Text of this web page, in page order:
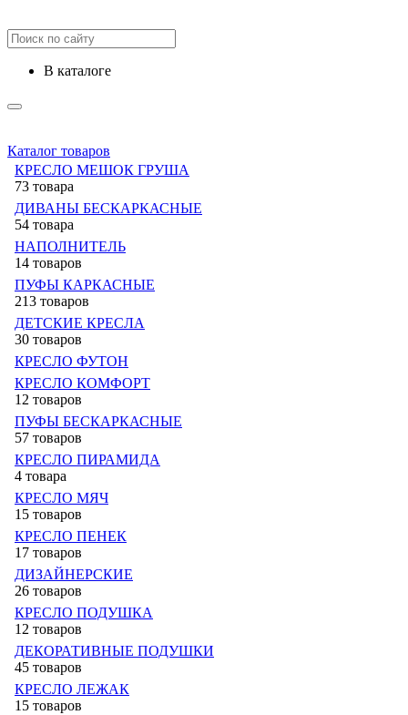
в каталоге
Каталог товаров
КРЕСЛО МЕШОК ГРУША
73 товара
ДИВАНЫ БЕСКАРКАСНЫЕ
54 товара
НАПОЛНИТЕЛЬ
14 товаров
ПУФЫ КАРКАСНЫЕ
213 товаров
ДЕТСКИЕ КРЕСЛА
30 товаров
КРЕСЛО ФУТОН
КРЕСЛО КОМФОРТ
12 товаров
ПУФЫ БЕСКАРКАСНЫЕ
57 товаров
КРЕСЛО ПИРАМИДА
4 товара
КРЕСЛО МЯЧ
15 товаров
КРЕСЛО ПЕНЕК
17 товаров
ДИЗАЙНЕРСКИЕ
26 товаров
КРЕСЛО ПОДУШКА
12 товаров
ДЕКОРАТИВНЫЕ ПОДУШКИ
45 товаров
КРЕСЛО ЛЕЖАК
15 товаров